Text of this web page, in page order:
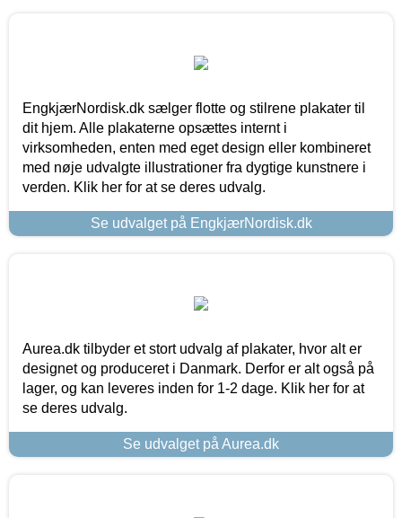
EngkjærNordisk.dk sælger flotte og stilrene plakater til
dit hjem. Alle plakaterne opsættes internt i
virksomheden, enten med eget design eller kombineret
med nøje udvalgte illustrationer fra dygtige kunstnere i
verden. Klik her for at se deres udvalg.
Se udvalget på EngkjærNordisk.dk
Aurea.dk tilbyder et stort udvalg af plakater, hvor alt er
designet og produceret i Danmark. Derfor er alt også på
lager, og kan leveres inden for 1-2 dage. Klik her for at
se deres udvalg.
Se udvalget på Aurea.dk